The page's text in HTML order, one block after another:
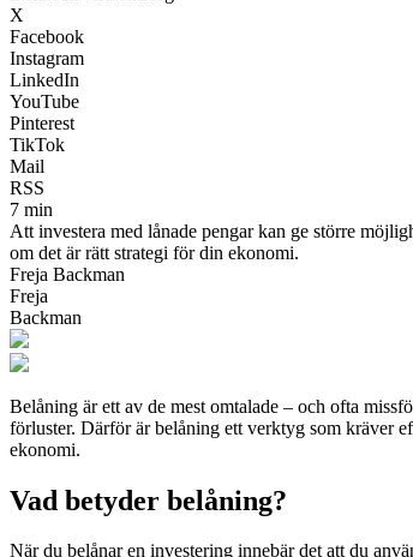
X
Facebook
Instagram
LinkedIn
YouTube
Pinterest
TikTok
Mail
RSS
7 min
Att investera med lånade pengar kan ge större
om det är rätt strategi för din ekonomi.
Freja Backman
Freja
Backman
Belåning är ett av de mest omtalade – och ofta
förluster. Därför är belåning ett verktyg som kräver
ekonomi.
Vad betyder belåning?
När du belånar en investering innebär det att du